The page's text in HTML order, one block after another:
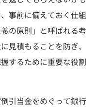
事前に備えておく仕組
の原則」と呼ばれる考
見積もることを防ぎ、
するために重要な役割
引当金をめぐって銀行